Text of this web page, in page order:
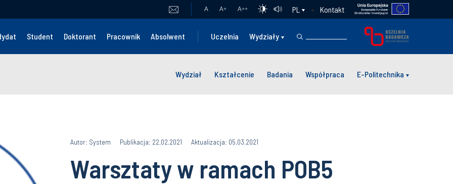
A A+ A++ PL Kontakt
Student Doktorant Pracownik Absolwent Uczelnia Wydziały
Wydział Kształcenie Badania Współpraca E-Politechnika
Autor: System Publikacja: 22.02.2021 Aktualizacja: 05.03.2021
Warsztaty w ramach POB5